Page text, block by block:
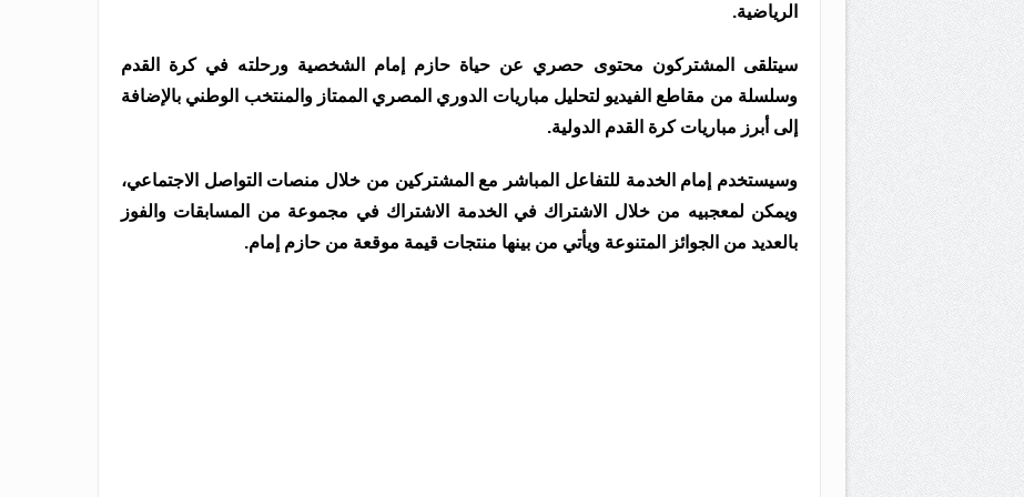
الرياضية.
سيتلقى المشتركون محتوى حصري عن حياة حازم إمام الشخصية ورحلته في كرة القدم
وسلسلة من مقاطع الفيديو لتحليل مباريات الدوري المصري الممتاز والمنتخب الوطني بالإضافة
إلى أبرز مباريات كرة القدم الدولية.
وسيستخدم إمام الخدمة للتفاعل المباشر مع المشتركين من خلال منصات التواصل الاجتماعي،
ويمكن لمعجبيه من خلال الاشتراك في الخدمة الاشتراك في مجموعة من المسابقات والفوز
بالعديد من الجوائز المتنوعة ويأتي من بينها منتجات قيمة موقعة من حازم إمام.